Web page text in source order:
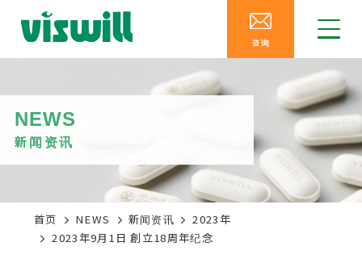
咨询
NEWS
新闻资讯
首页 NEWS 新闻资讯
2023年
2023年9月1日 創立18周年纪念